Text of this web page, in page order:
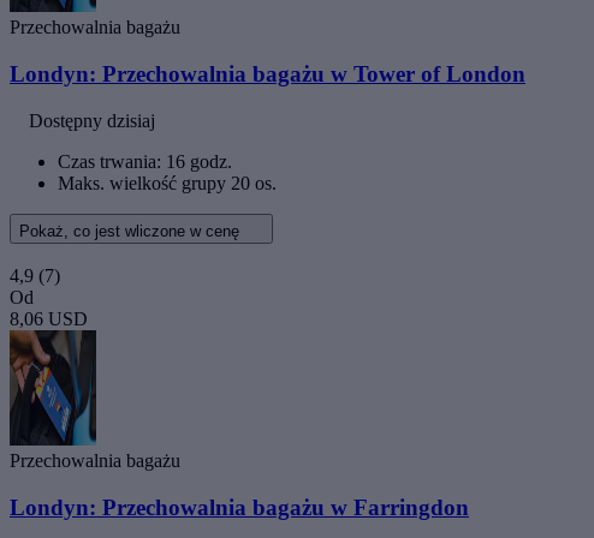
Przechowalnia bagażu
Londyn: Przechowalnia bagażu w Tower of London
Dostępny dzisiaj
Czas trwania: 16 godz.
Maks. wielkość grupy 20 os.
Pokaż, co jest wliczone w cenę
4,9 (7)
Od
8,06 USD
Przechowalnia bagażu
Londyn: Przechowalnia bagażu w Farringdon